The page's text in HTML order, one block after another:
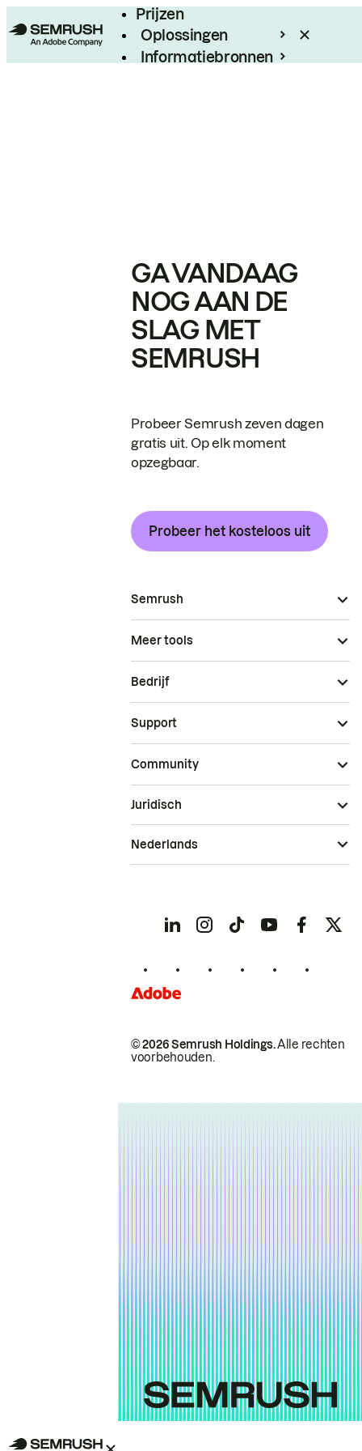
Prijzen
Oplossingen
Informatiebronnen
GA VANDAAG
NOG AAN DE
SLAG MET
SEMRUSH
Probeer Semrush zeven dagen
gratis uit. Op elk moment
opzegbaar.
Probeer het kosteloos uit
Semrush
Meer tools
Bedrijf
Support
Community
© 2026 Semrush Holdings.Alle rechten
voorbehouden.
Juridisch
Nederlands